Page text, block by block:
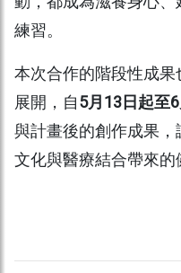
練習。
本次合作的階段性成
展開，自5月13日起至
與計畫後的創作成果
文化與醫療結合帶來的